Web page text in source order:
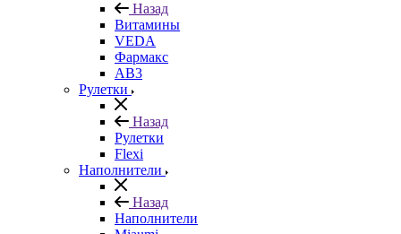
Назад
Витамины
VEDA
Фармакс
АВ3
Рулетки
Назад
Рулетки
Flexi
Наполнители
Назад
Наполнители